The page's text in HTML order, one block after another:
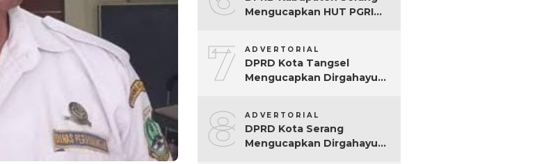
Mengucapkan HUT PGRI
7 ADVERTORIAL
DPRD Kota Tangsel
Mengucapkan Dirgahayu
8 ADVERTORIAL
DPRD Kota Serang
Mengucapkan Dirgahayu